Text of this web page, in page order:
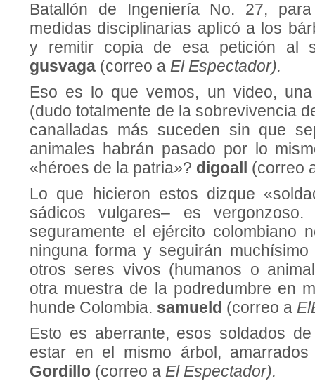
Batallón de Ingeniería No. 27,
medidas disciplinarias aplicó a los
y remitir copia de esa petición al
gusvaga (correo a El Espectador).
Eso es lo que vemos, un video,
(dudo totalmente de la sobrevivencia
canalladas más suceden sin que
animales habrán pasado por lo
«héroes de la patria»? digoall (correo
Lo que hicieron estos dizque
sádicos vulgares– es
seguramente el ejército colombiano
ninguna forma y seguirán
otros seres vivos (humanos o
otra muestra de la podredumbre en
hunde Colombia. samueld (correo a
Esto es aberrante, esos soldados
estar en el mismo árbol,
Gordillo (correo a El Espectador).